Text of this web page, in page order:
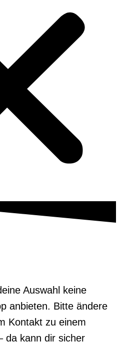
Auswahl keine
anbieten. Bitte ändere
Kontakt zu einem
da kann dir sicher